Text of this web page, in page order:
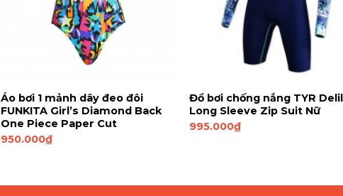
Áo bơi 1 mảnh dây đeo đôi
FUNKITA Girl’s Diamond Back
One Piece Paper Cut
950.000₫
Đồ bơi chống nắng TYR
Long Sleeve Zip Suit Nữ
995.000₫